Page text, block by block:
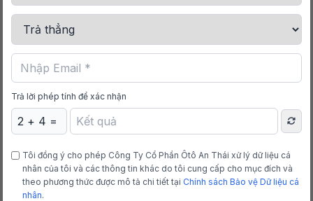
Trả lời phép tính để xác nhận
Tôi đồng ý cho phép Công Ty Cổ Phần Ôtô An Thái xử lý dữ liệu cá
nhân của tôi và các thông tin khác do tôi cung cấp cho mục đích và
theo phương thức được mô tả chi tiết tại Chính sách Bảo vệ Dữ liệu cá
nhân.